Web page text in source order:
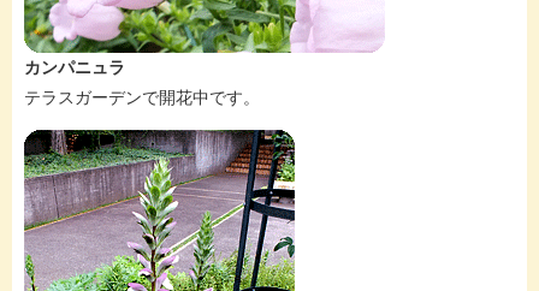
カンパニュラ
テラスガーデンで開花中です。